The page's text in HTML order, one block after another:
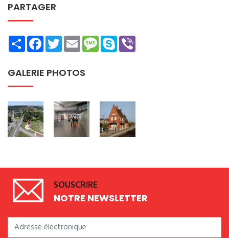
PARTAGER
ShareFacebookTwitterEmailMessage
Skype
GALERIE PHOTOS
SOUSCRIRE
NOTRE NEWSLETTER